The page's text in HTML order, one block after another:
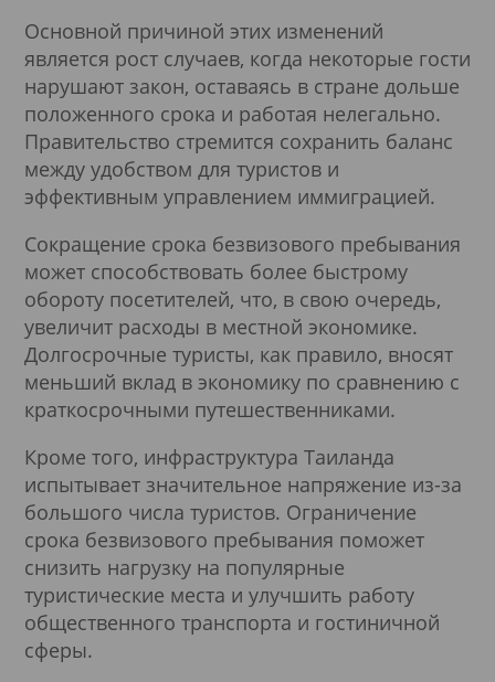
Основной причиной этих изменений
является рост случаев, когда некоторые гости
нарушают закон, оставаясь в стране дольше
положенного срока и работая нелегально.
Правительство стремится сохранить баланс
между удобством для туристов и
эффективным управлением иммиграцией.
Сокращение срока безвизового пребывания
может способствовать более быстрому
обороту посетителей, что, в свою очередь,
увеличит расходы в местной экономике.
Долгосрочные туристы, как правило, вносят
меньший вклад в экономику по сравнению с
краткосрочными путешественниками.
Кроме того, инфраструктура Таиланда
испытывает значительное напряжение из-за
большого числа туристов. Ограничение
срока безвизового пребывания поможет
снизить нагрузку на популярные
туристические места и улучшить работу
общественного транспорта и гостиничной
сферы.